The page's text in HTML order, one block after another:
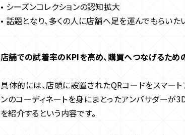
• シーズンコレクションの認知拡大
• 話題となり、多くの人に店舗へ足を運んでもらいた
店舗での試着率のKPIを高め、購買へつなげるため
具体的には、店頭に設置されたQRコードをスマート
ンのコーディネートを身にまとったアンバサダーが
を紹介するという内容です。